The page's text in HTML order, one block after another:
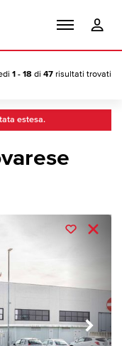
1 - 18 di 47 risultati trovati
estesa.